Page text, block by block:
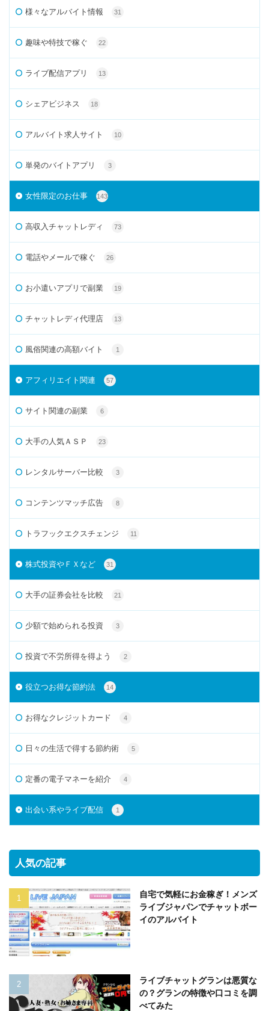
様々なアルバイト情報 31
趣味や特技で稼ぐ 22
ライブ配信アプリ 13
シェアビジネス 18
アルバイト求人サイト 10
単発のバイトアプリ 3
女性限定のお仕事 143
高収入チャットレディ 73
電話やメールで稼ぐ 26
お小遣いアプリで副業 19
チャットレディ代理店 13
風俗関連の高額バイト 1
アフィリエイト関連 57
サイト関連の副業 6
大手の人気ＡＳＰ 23
レンタルサーバー比較 3
コンテンツマッチ広告 8
トラフックエクスチェンジ 11
株式投資やＦＸなど 31
大手の証券会社を比較 21
少額で始められる投資 3
投資で不労所得を得よう 2
役立つお得な節約法 14
お得なクレジットカード 4
日々の生活で得する節約術 5
定番の電子マネーを紹介 4
出会い系やライブ配信 1
人気の記事
自宅で気軽にお金稼ぎ！メンズ
ライブジャパンでチャットボー
イのアルバイト
ライブチャットグランは悪質な
の？グランの特徴や口コミを調
べてみた